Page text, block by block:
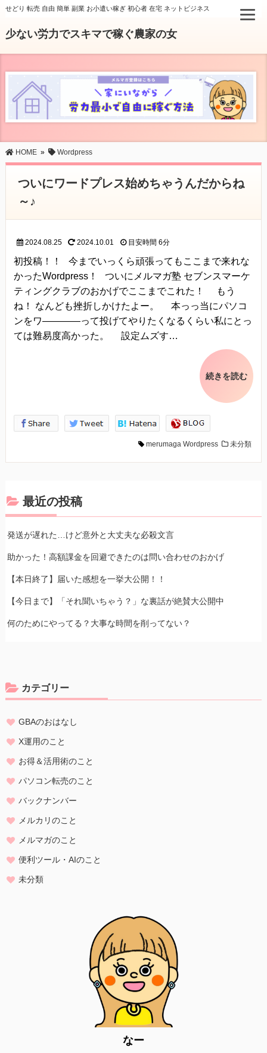
せどり 転売 自由 簡単 副業 お小遣い稼ぎ 初心者 在宅 ネットビジネス
少ない労力でスキマで稼ぐ農家の女
HOME» Wordpress
ついにワードプレス始めちゃうんだからね
～♪
2024.08.25 2024.10.01 目安時間 6分
初投稿！！ 今までいっくら頑張ってもここまで来れな
かったWordpress！ ついにメルマガ塾 セブンスマーケ
ティングクラブのおかげでここまでこれた！ もう
ね！ なんども挫折しかけたよー。 本っっ当にパソコ
ンをワ――――って投げてやりたくなるくらい私にとっ
ては難易度高かった。 設定ムズす…
続きを読む
merumaga Wordpress 未分類
最近の投稿
発送が遅れた…けど意外と大丈夫な必殺文言
助かった！高額課金を回避できたのは問い合わせのおかげ
【本日終了】届いた感想を一挙大公開！！
【今日まで】「それ聞いちゃう？」な裏話が絶賛大公開中
何のためにやってる？大事な時間を削ってない？
カテゴリー
GBAのおはなし
X運用のこと
お得＆活用術のこと
パソコン転売のこと
バックナンバー
メルカリのこと
メルマガのこと
便利ツール・AIのこと
未分類
なー